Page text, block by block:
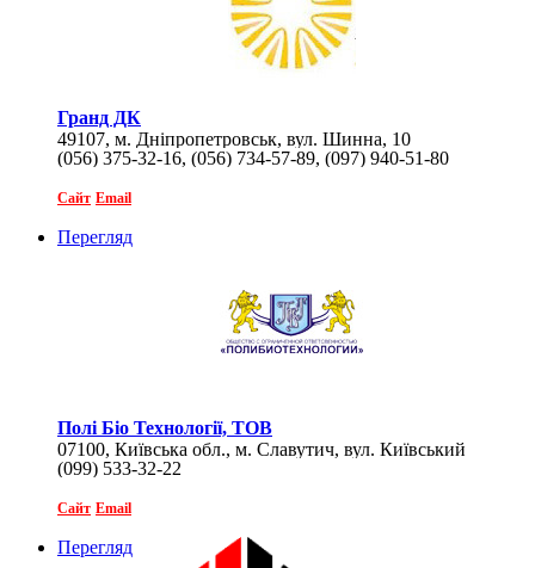
Гранд ДК
49107, м. Дніпропетровськ, вул. Шинна, 10
(056) 375-32-16, (056) 734-57-89, (097) 940-51-80
Сайт Email
Перегляд
Полі Біо Технології, ТОВ
07100, Київська обл., м. Славутич, вул. Київський
квартал, 2, к. 41
(099) 533-32-22
Сайт Email
Перегляд